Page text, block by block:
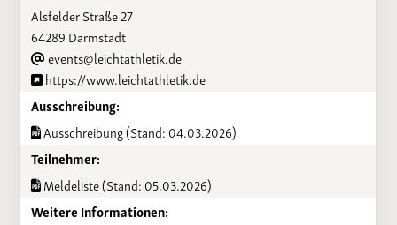
Alsfelder Straße 27
64289 Darmstadt
events@leichtathletik.de
https://www.leichtathletik.de
Ausschreibung:
Ausschreibung (Stand: 04.03.2026)
Teilnehmer:
Meldeliste (Stand: 05.03.2026)
Weitere Informationen: